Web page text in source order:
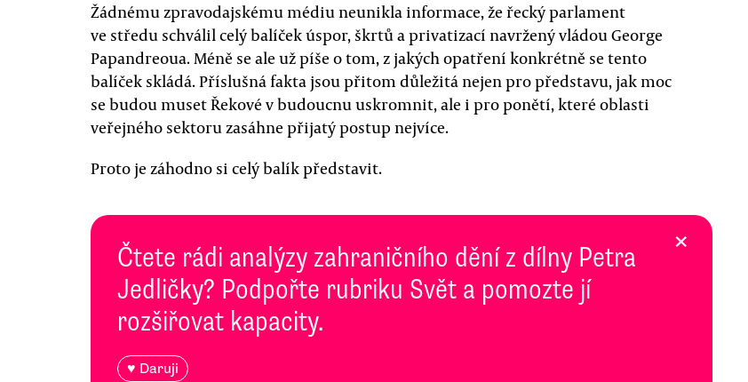
Žádnému zpravodajskému médiu neunikla informace, že řecký parlament
ve středu schválil celý balíček úspor, škrtů a privatizací navržený vládou George
Papandreoua. Méně se ale už píše o tom, z jakých opatření konkrétně se tento
balíček skládá. Příslušná fakta jsou přitom důležitá nejen pro představu, jak moc
se budou muset Řekové v budoucnu uskromnit, ale i pro ponětí, které oblasti
veřejného sektoru zasáhne přijatý postup nejvíce.
Proto je záhodno si celý balík představit.
Čtete rádi analýzy zahraničního dění z dílny Petra
Jedličky? Podpořte rubriku Svět a pomozte jí
rozšiřovat kapacity.
♥ Daruji
×